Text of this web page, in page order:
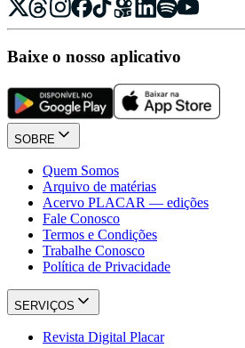
Baixe o nosso aplicativo
SOBRE
Quem Somos
Arquivo de matérias
Acervo PLACAR — edições
Fale Conosco
Termos e Condições
Trabalhe Conosco
Política de Privacidade
SERVIÇOS
Revista Digital Placar